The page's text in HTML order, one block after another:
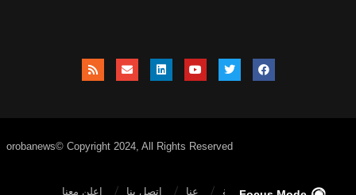
orobanews© Copyright 2024, All Rights Reserved
الصفحة الرئيسية عنا اتصل بنا إعلن معنا